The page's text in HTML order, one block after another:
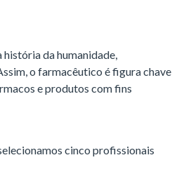
da humanidade,
o farmacêutico é figura chave
e produtos com fins
cinco profissionais